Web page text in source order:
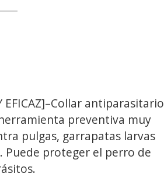
EFICAZ]–Collar antiparasitario
preventiva muy
pulgas, garrapatas larvas
Puede proteger el perro de